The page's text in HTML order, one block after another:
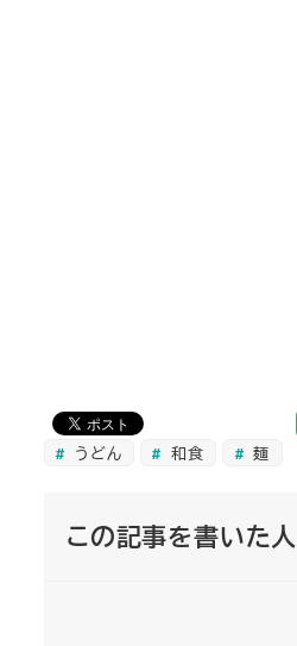
うどん 和食 麺
この記事を書いた人